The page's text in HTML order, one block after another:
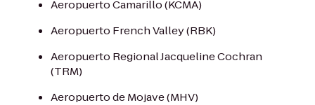
Aeropuerto Camarillo (KCMA)
Aeropuerto French Valley (RBK)
Aeropuerto Regional Jacqueline Cochran
(TRM)
Aeropuerto de Mojave (MHV)